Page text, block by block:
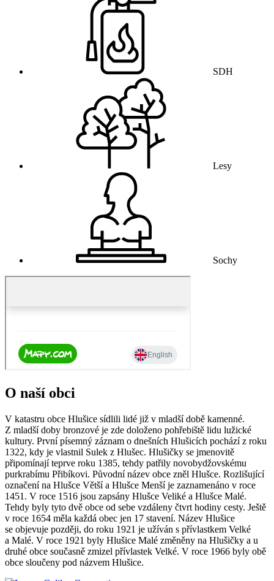
SDH
Lesy
Sochy
O naší obci
V katastru obce Hlušice sídlili lidé již v mladší době kamenné.
Z mladší doby bronzové je zde doloženo pohřebiště lidu lužické
kultury. První písemný záznam o dnešních Hlušicích pochází z roku
1322, kdy je vlastnil Sulek z Hlušec. Hlušičky se jmenovitě
připomínají teprve roku 1385, tehdy patřily novobydžovskému
purkrabímu Přibíkovi. Původní název obce zněl Hlušce. Rozlišující
označení na Hlušce Větší a Hlušce Menší je zaznamenáno v roce
1451. V roce 1516 jsou zapsány Hlušce Veliké a Hlušce Malé.
Tehdy byly tyto dvě obce od sebe vzdáleny čtvrt hodiny cesty. Ještě
v roce 1654 měla každá obec jen 17 stavení. Název Hlušice
se objevuje později, do roku 1921 je užíván s přívlastkem Velké
a Malé. V roce 1921 byly Hlušice Malé změněny na Hlušičky a u
druhé obce současně zmizel přívlastek Velké. V roce 1966 byly obě
obce sloučeny pod názvem Hlušice.